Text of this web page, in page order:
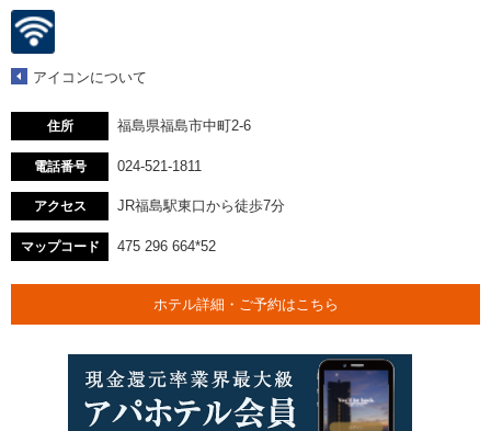
アイコンについて
住所 福島県福島市中町2-6
電話番号 024-521-1811
アクセス JR福島駅東口から徒歩7分
マップコード 475 296 664*52
ホテル詳細・ご予約はこちら